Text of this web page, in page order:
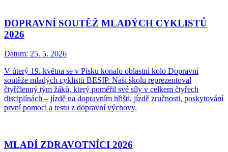
DOPRAVNÍ SOUTĚŽ MLADÝCH CYKLISTŮ
2026
Datum: 25. 5. 2026
V úterý 19. května se v Písku konalo oblastní kolo Dopravní
soutěže mladých cyklistů BESIP. Naši školu reprezentoval
čtyřčlenný tým žáků, který poměřil své síly v celkem čtyřech
disciplínách – jízdě na dopravním hřišti, jízdě zručnosti, poskytování
první pomoci a testu z dopravní výchovy.
MLADÍ ZDRAVOTNÍCI 2026